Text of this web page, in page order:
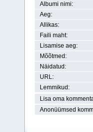
Albumi nimi:
Aeg:
Allikas:
Faili maht:
Lisamise aeg:
Mõõtmed:
Näidatud:
URL:
Lemmikud:
Lisa oma
Anonüümsed